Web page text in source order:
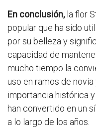
En conclusión,la flor
popular que ha sido
por su belleza y
capacidad de
mucho tiempo la
uso en ramos de
importancia histórica
han convertido en un
a lo largo de los años.